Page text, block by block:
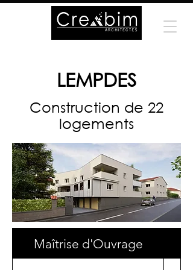
LEMPDES
Construction de 22
logements
Maîtrise d'Ouvrage